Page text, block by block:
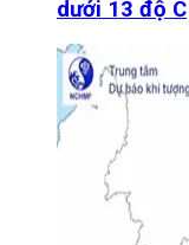
dưới 13 độ C